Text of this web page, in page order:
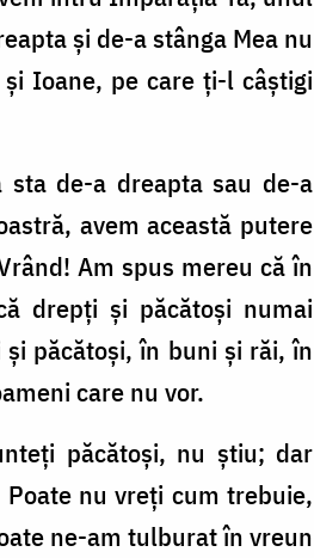
şi de-a stânga Mea nu
Ioane, pe care ţi-l câştigi
de-a dreapta sau de-a
avem această putere
Am spus mereu că în
drepţi şi păcătoşi numai
păcătoşi, în buni şi răi, în
care nu vor.
păcătoşi, nu ştiu; dar
nu vreţi cum trebuie,
ne-am tulburat în vreun